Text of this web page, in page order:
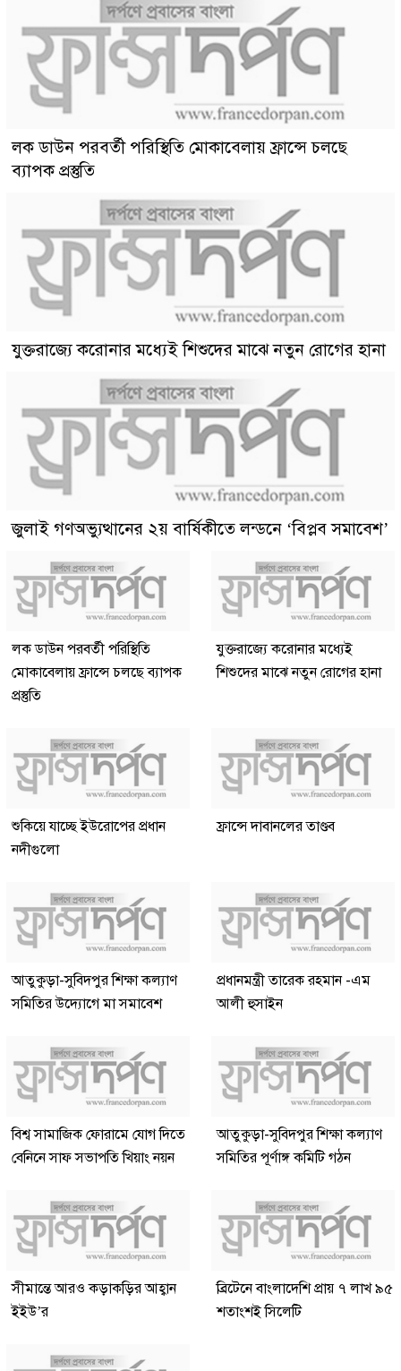
লক ডাউন পরবর্তী পরিস্থিতি মোকাবেলায় ফ্রান্সে চলছে
ব্যাপক প্রস্তুতি
যুক্তরাজ্যে করোনার মধ্যেই শিশুদের মাঝে নতুন রোগের হানা
জুলাই গণঅভ্যুত্থানের ২য় বার্ষিকীতে লন্ডনে ‘বিপ্লব সমাবেশ’
লক ডাউন পরবর্তী পরিস্থিতি
মোকাবেলায় ফ্রান্সে চলছে ব্যাপক
প্রস্তুতি
যুক্তরাজ্যে করোনার মধ্যেই
শিশুদের মাঝে নতুন রোগের হানা
শুকিয়ে যাচ্ছে ইউরোপের প্রধান
নদীগুলো
ফ্রান্সে দাবানলের তাণ্ডব
আতুকুড়া-সুবিদপুর শিক্ষা কল্যাণ
সমিতির উদ্যোগে মা সমাবেশ
প্রধানমন্ত্রী তারেক রহমান -এম
আলী হুসাইন
বিশ্ব সামাজিক ফোরামে যোগ দিতে
বেনিনে সাফ সভাপতি খিয়াং নয়ন
আতুকুড়া-সুবিদপুর শিক্ষা কল্যাণ
সমিতির পূর্ণাঙ্গ কমিটি গঠন
সীমান্তে আরও কড়াকড়ির আহ্বান
ইইউ’র
ব্রিটেনে বাংলাদেশি প্রায় ৭ লাখ ৯৫
শতাংশই সিলেটি